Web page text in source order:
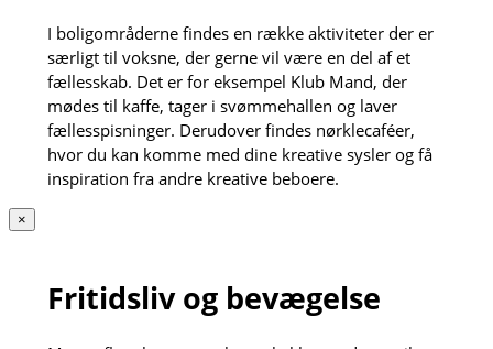
I boligområderne findes en række aktiviteter der er
særligt til voksne, der gerne vil være en del af et
fællesskab. Det er for eksempel Klub Mand, der
mødes til kaffe, tager i svømmehallen og laver
fællesspisninger. Derudover findes nørklecaféer,
hvor du kan komme med dine kreative sysler og få
inspiration fra andre kreative beboere.
×
Fritidsliv og bevægelse